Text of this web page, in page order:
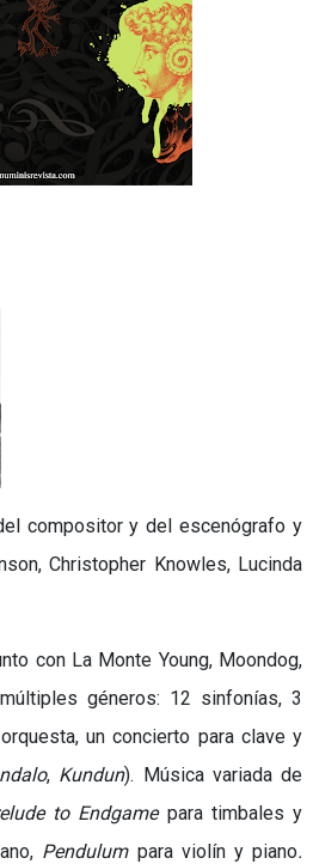
compositor y del escenógrafo y
Christopher Knowles, Lucinda
con La Monte Young, Moondog,
géneros: 12 sinfonías, 3
un concierto para clave y
, Kundun). Música variada de
to Endgamepara timbales y
Pendulumpara violín y piano.